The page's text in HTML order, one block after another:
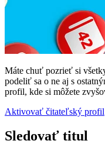
Máte chuť pozrieť si
podeliť sa o ne aj s
profil, kde si môžete
Aktivovať čitateľský profil
Sledovať titul